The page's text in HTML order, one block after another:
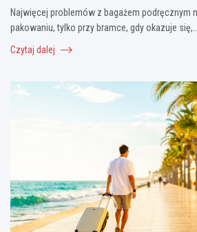
Najwięcej problemów z bagażem podręcznym
pakowaniu, tylko przy bramce, gdy okazuje się,…
Czytaj dalej